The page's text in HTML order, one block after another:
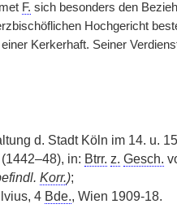
F. sich besonders den
Hochgericht
Kerkerhaft. Seiner
d. Stadt Köln im 14. u.
in: Btrr. z. Gesch.
Korr.);
4 Bde., Wien 1909-18.